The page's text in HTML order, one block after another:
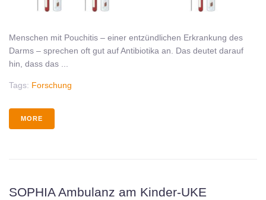
Menschen mit Pouchitis – einer entzündlichen Erkrankung des
Darms – sprechen oft gut auf Antibiotika an. Das deutet darauf
hin, dass das ...
Tags: Forschung
MORE
SOPHIA Ambulanz am Kinder-UKE